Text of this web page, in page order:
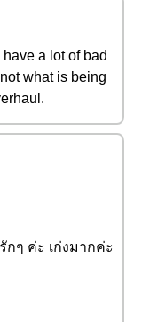
a lot of bad
what is being
ๆ ค่ะ เก่งมากค่ะ